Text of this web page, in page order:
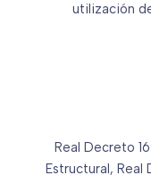
utilización
Real Decreto
Estructural, Real